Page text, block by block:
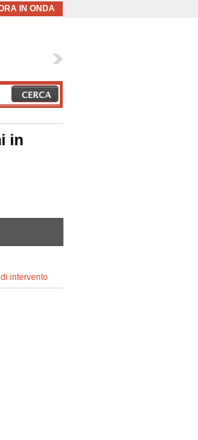
IN ONDA
in
intervento